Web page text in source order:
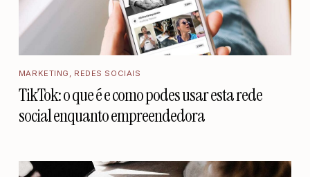
MARKETING , REDES SOCIAIS
TikTok: o que é e como podes usar esta rede
social enquanto empreendedora